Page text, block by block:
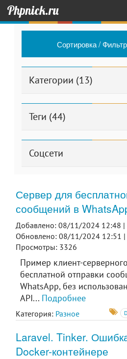
Phpnick.ru
Главная
Сортировка /
Категории (13)
Теги (44)
Соцсети
Сервер для
сообщений в
Добавлено: 08/11/2024 12:48 |
Обновлено: 08/11/2024 12:51 |
Просмотры: 3326
Пример клиент-
бесплатной отправки
WhatsApp, без
API... Подробнее
Категория: Разное
Laravel. Tinker.
Docker-контейнере